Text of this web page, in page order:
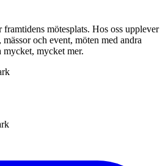
mötesplats. Hos oss upplever
och event, möten med andra
mycket mer.